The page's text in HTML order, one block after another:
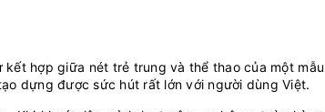
hợp giữa nét trẻ trung và thể thao của một mẫu
dựng được sức hút rất lớn với người dùng Việt.